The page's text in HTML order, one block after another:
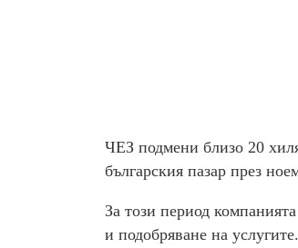
ЧЕЗ подмени близо 20
българския пазар през
За този период
и подобряване на